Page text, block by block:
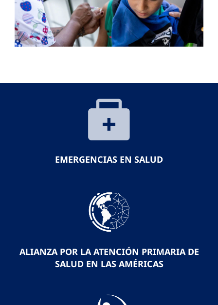
EMERGENCIAS EN SALUD
ALIANZA POR LA ATENCIÓN PRIMARIA DE
SALUD EN LAS AMÉRICAS